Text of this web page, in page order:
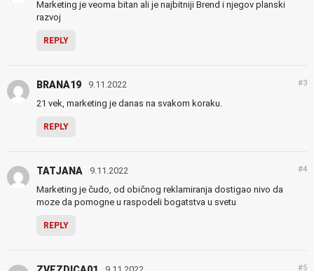
Marketing je veoma bitan ali je najbitniji Brend i njegov planski
razvoj
REPLY
BRANA19 9.11.2022 #3
21 vek, marketing je danas na svakom koraku.
REPLY
TATJANA 9.11.2022 #4
Marketing je čudo, od običnog reklamiranja dostigao nivo da
moze da pomogne u raspodeli bogatstva u svetu
REPLY
#5